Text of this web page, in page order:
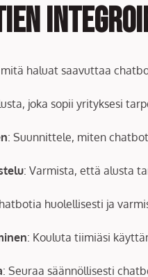
mitä haluat saavuttaa
joka sopii yrityksesi
: Suunnittele, miten
: Varmista, että alusta
huolellisesti ja
: Kouluta tiimiäsi
: Seuraa säännöllisesti